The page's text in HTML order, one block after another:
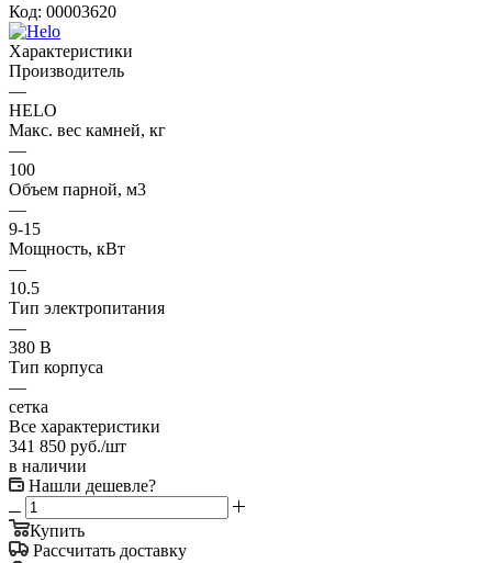
Код: 00003620
Характеристики
Производитель
—
HELO
Макс. вес камней, кг
—
100
Oбъем парной, м3
—
9-15
Мощность, кВт
—
10.5
Тип электропитания
—
380 В
Тип корпуса
—
сетка
Все характеристики
341 850 руб./шт
в наличии
Нашли дешевле?
Купить
Рассчитать доставку